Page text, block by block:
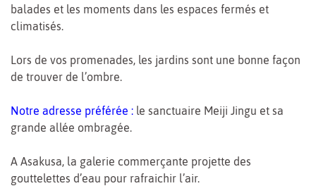
balades et les moments dans les espaces fermés et
climatisés.
Lors de vos promenades, les jardins sont une bonne façon
de trouver de l’ombre.
Notre adresse préférée : le sanctuaire Meiji Jingu et sa
grande allée ombragée.
A Asakusa, la galerie commerçante projette des
gouttelettes d’eau pour rafraichir l’air.